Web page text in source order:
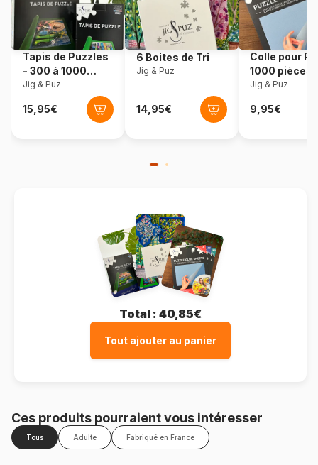
Nombre de pièces 104 pièces
Dimensions 38 x 27 cm
Tapis de Puzzles
- 300 à 1000
pièces
Jig & Puz
6 Boites de Tri
Jig & Puz
Colle pour
1000 pièces
Jig & Puz
Total : 40,85€
Tout ajouter au panier
Ces produits pourraient vous intéresser
Tous Adulte Fabriqué en France